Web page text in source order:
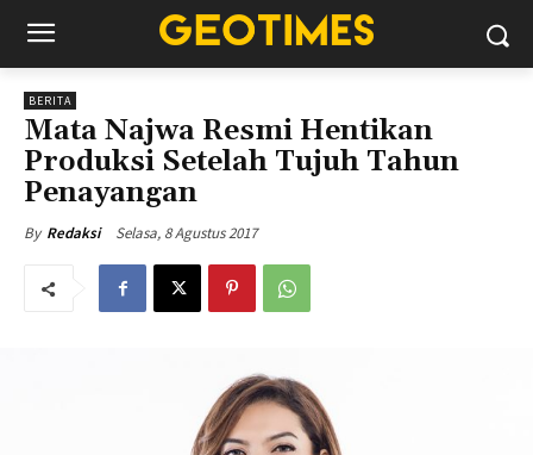
BERITA
Mata Najwa Resmi Hentikan
Produksi Setelah Tujuh Tahun
Penayangan
By Redaksi Selasa, 8 Agustus 2017